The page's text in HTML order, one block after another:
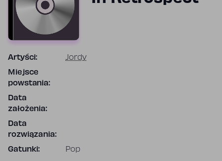
Artyści: Jordy
Miejsce
powstania:
Data
założenia:
Data
rozwiązania:
Gatunki: Pop